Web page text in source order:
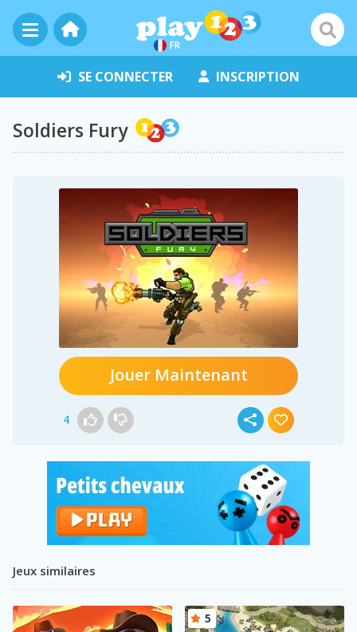
FR
SE CONNECTER INSCRIPTION
Soldiers Fury
Jouer Maintenant
4
Jeux similaires
5